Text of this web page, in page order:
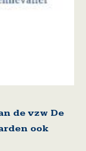
de vzw De
ook